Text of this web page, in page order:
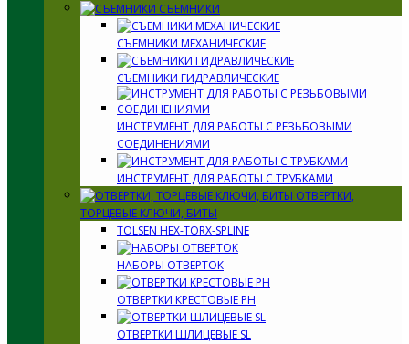
СЪЕМНИКИ
СЪЕМНИКИ МЕХАНИЧЕСКИЕ
СЪЕМНИКИ ГИДРАВЛИЧЕСКИЕ
ИНСТРУМЕНТ ДЛЯ РАБОТЫ С РЕЗЬБОВЫМИ
СОЕДИНЕНИЯМИ
ИНСТРУМЕНТ ДЛЯ РАБОТЫ С ТРУБКАМИ
ОТВЕРТКИ,
ТОРЦЕВЫЕ КЛЮЧИ, БИТЫ
TOLSEN HEX-TORX-SPLINE
НАБОРЫ ОТВЕРТОК
ОТВЕРТКИ КРЕСТОВЫЕ PH
ОТВЕРТКИ ШЛИЦЕВЫЕ SL